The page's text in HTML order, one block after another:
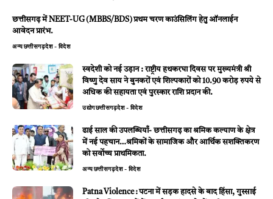
छत्तीसगढ़ में NEET-UG (MBBS/BDS) प्रथम चरण काउंसिलिंग हेतु ऑनलाईन
आवेदन प्रारंभ.
अन्यछत्तीसगढ़देश - विदेश
स्वदेशी को नई उड़ान : राष्ट्रीय हथकरघा दिवस पर मुख्यमंत्री श्री
विष्णु देव साय ने बुनकरों एवं शिल्पकारों को 10.90 करोड़ रुपये से
अधिक की सहायता एवं पुरस्कार राशि प्रदान की.
उद्योगछत्तीसगढ़देश - विदेश
ढाई साल की उपलब्धियाँ- छत्तीसगढ़ का श्रमिक कल्याण के क्षेत्र
में नई पहचान…श्रमिकों के सामाजिक और आर्थिक सशक्तिकरण
को सर्वाेच्च प्राथमिकता.
अन्यछत्तीसगढ़देश - विदेश
Patna Violence : पटना में सड़क हादसे के बाद हिंसा, गुस्साई